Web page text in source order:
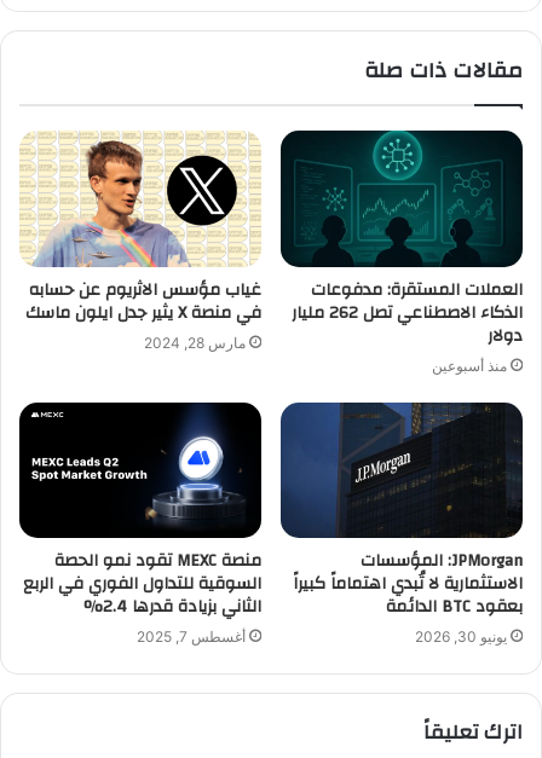
مقالات ذات صلة
العملات المستقرة: مدفوعات
الذكاء الاصطناعي تصل 262 مليار
دولار
منذ أسبوعين
غياب مؤسس الاثريوم عن حسابه
في منصة X يثير جدل ايلون ماسك
مارس 28, 2024
JPMorgan: المؤسسات
الاستثمارية لا تُبدي اهتماماً كبيراً
بعقود BTC الدائمة
يونيو 30, 2026
منصة MEXC تقود نمو الحصة
السوقية للتداول الفوري في الربع
الثاني بزيادة قدرها 2.4%
أغسطس 7, 2025
اترك تعليقاً